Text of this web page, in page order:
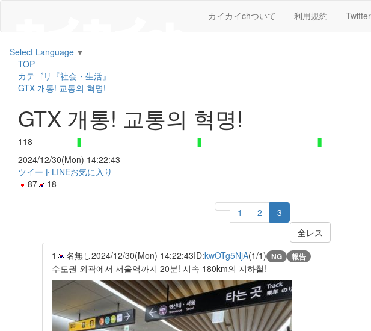
カイカイchついて 利用規約 Twitter
Select Language ▼
TOP
カテゴリ『社会・生活』
GTX 개통! 교통의 혁명!
GTX 개통! 교통의 혁명!
118
2024/12/30(Mon) 14:22:43
ツイート LINEお気に入り
87
18
1 2
3
全レス
1
名無し2024/12/30(Mon) 14:22:43ID:kwOTg5NjA(1/1) NG 報告
수도권 외곽에서 서울역까지 20분! 시속 180km의 지하철!